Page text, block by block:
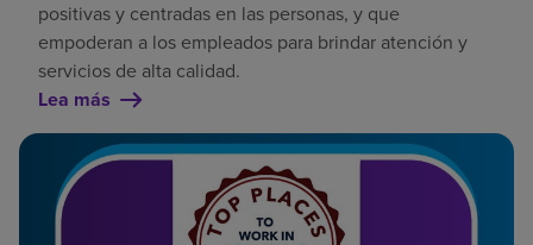
positivas y centradas en las personas, y que
empoderan a los empleados para brindar atención y
servicios de alta calidad.
Lea más